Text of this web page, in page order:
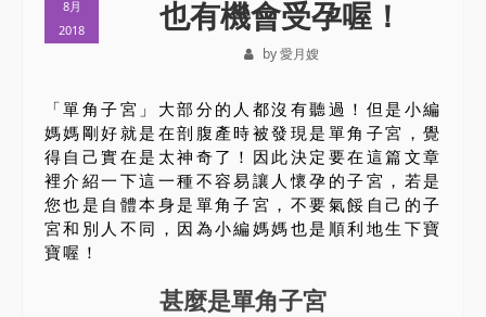
8月
2018
也有機會受孕喔！
by 愛月嫂
「單角子宮」大部分的人都沒有聽過！但是小編
媽媽剛好就是在剖腹產時被發現是單角子宮，覺
得自己實在是太神奇了！因此決定要在這篇文章
裡介紹一下這一種不容易讓人懷孕的子宮，若是
您也是自體本身是單角子宮，不要氣餒自己的子
宮和別人不同，因為小編媽媽也是順利地生下寶
寶喔！
甚麼是單角子宮